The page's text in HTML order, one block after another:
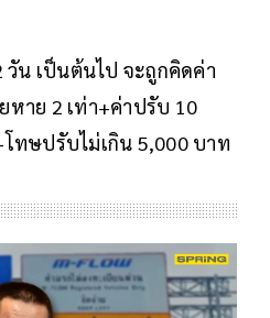
วัน เป็นต้นไป จะถูกคิดค่า
หาย 2 เท่า+ค่าปรับ 10
ทษปรับไม่เกิน 5,000 บาท